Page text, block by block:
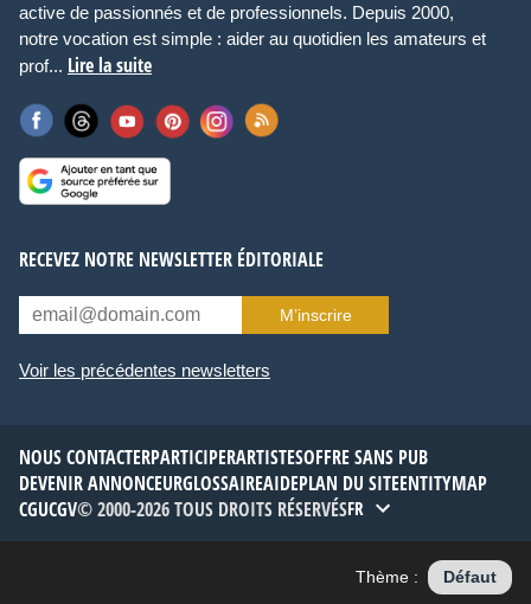
active de passionnés et de professionnels. Depuis 2000,
notre vocation est simple : aider au quotidien les amateurs et
prof... Lire la suite
RECEVEZ NOTRE NEWSLETTER ÉDITORIALE
M’inscrire
Voir les précédentes newsletters
NOUS CONTACTERPARTICIPERARTISTESOFFRE SANS PUB
DEVENIR ANNONCEURGLOSSAIREAIDEPLAN DU SITEENTITYMAP
CGUCGV© 2000-2026 TOUS DROITS RÉSERVÉSFR
Thème : Défaut